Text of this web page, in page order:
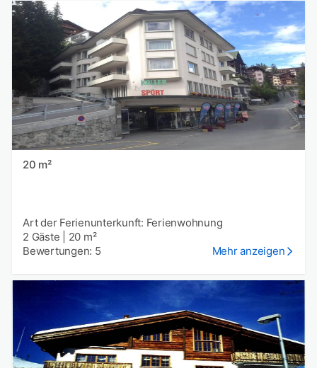
20 m²
Art der Ferienunterkunft: Ferienwohnung
2 Gäste
20 m²
Bewertungen: 5
Mehr anzeigen